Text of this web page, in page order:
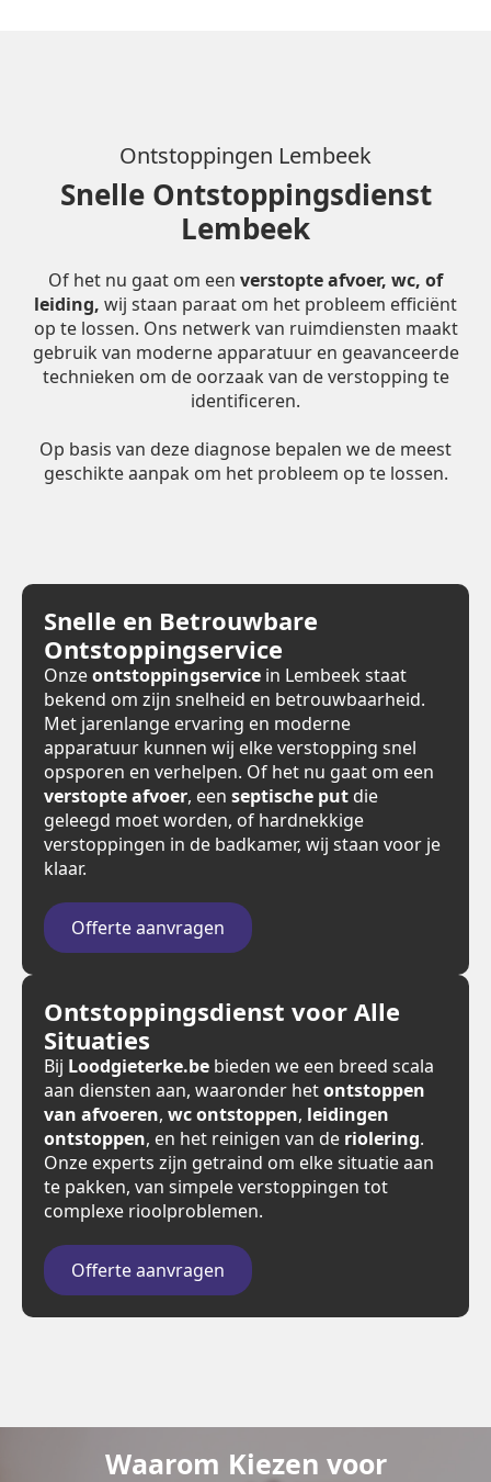
Ontstoppingen Lembeek
Snelle Ontstoppingsdienst
Lembeek
Of het nu gaat om een verstopte afvoer, wc, of
leiding, wij staan paraat om het probleem efficiënt
op te lossen. Ons netwerk van ruimdiensten maakt
gebruik van moderne apparatuur en geavanceerde
technieken om de oorzaak van de verstopping te
identificeren.
Op basis van deze diagnose bepalen we de meest
geschikte aanpak om het probleem op te lossen.
Snelle en Betrouwbare
Ontstoppingservice
Onzeontstoppingservice in Lembeek staat
bekend om zijn snelheid en betrouwbaarheid.
Met jarenlange ervaring en moderne
apparatuur kunnen wij elke verstopping snel
opsporen en verhelpen. Of het nu gaat om een
verstopte afvoer, een septische put die
geleegd moet worden, of hardnekkige
verstoppingen in de badkamer, wij staan voor je
klaar.
Offerte aanvragen
Ontstoppingsdienst voor Alle
Situaties
Bij Loodgieterke.be bieden we een breed scala
aan diensten aan, waaronder hetontstoppen
van afvoeren, wc ontstoppen, leidingen
ontstoppen, en het reinigen van de riolering.
Onze experts zijn getraind om elke situatie aan
te pakken, van simpele verstoppingen tot
complexe rioolproblemen.
Offerte aanvragen
Waarom Kiezen voor